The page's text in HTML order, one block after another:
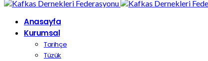
Anasayfa
Kurumsal
Tarihçe
Tüzük